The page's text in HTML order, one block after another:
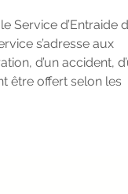
Service d’Entraide
s’adresse aux
d’un accident,
être offert selon les